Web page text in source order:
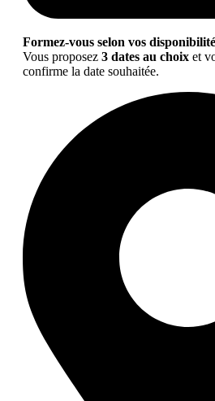
Formez-vous selon vos
Vous proposez 3 dates au choix et
confirme la date souhaitée.